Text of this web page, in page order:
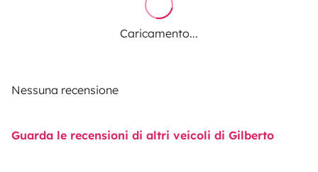
Caricamento...
Nessuna recensione
Guarda le recensioni di altri veicoli di Gilberto